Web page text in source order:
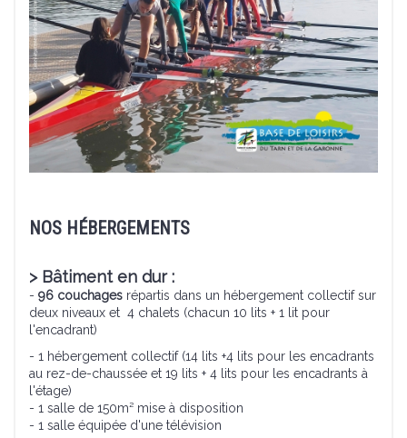
NOS HÉBERGEMENTS
> Bâtiment en dur :
- 96 couchages répartis dans un hébergement collectif sur
deux niveaux et 4 chalets (chacun 10 lits + 1 lit pour
l'encadrant)
- 1 hébergement collectif (14 lits +4 lits pour les encadrants
au rez-de-chaussée et 19 lits + 4 lits pour les encadrants à
l'étage)
- 1 salle de 150m² mise à disposition
- 1 salle équipée d'une télévision